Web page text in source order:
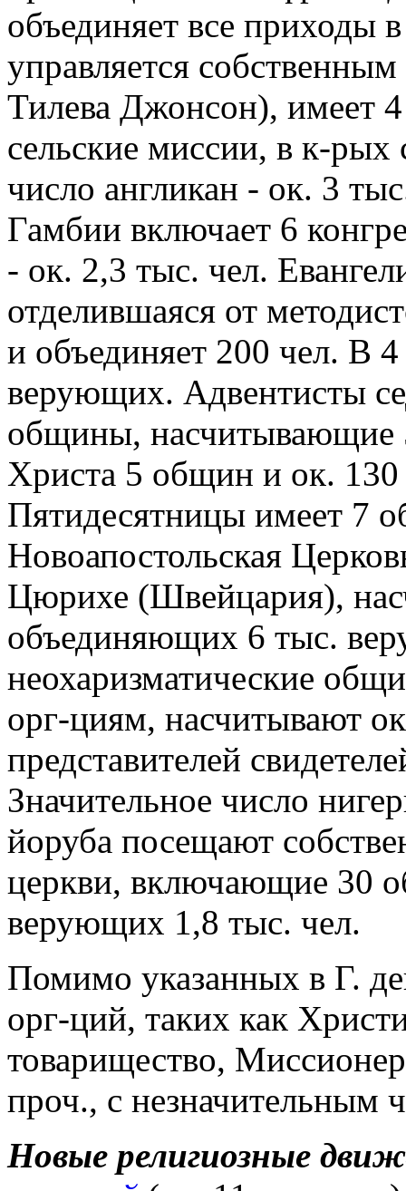
объединяет все приходы
управляется
Тилева Джонсон), имеет
сельские миссии, в к-
число англикан - ок. 3
Гамбии включает 6
- ок. 2,3 тыс. чел.
отделившаяся от
и объединяет 200 чел. В
верующих. Адвентисты
общины, насчитывающие
Христа 5 общин и ок. 130
Пятидесятницы имеет 7
Новоапостольская
Цюрихе (Швейцария),
объединяющих 6 тыс.
неохаризматические
орг-циям, насчитывают
представителей
Значительное число
йоруба посещают
церкви, включающие 30
верующих 1,8 тыс. чел.
Помимо указанных в Г.
орг-ций, таких как
товарищество,
проч., с незначительным
Новые религиозные